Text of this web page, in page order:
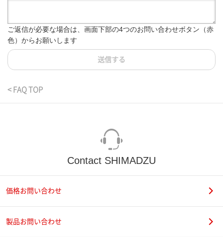
ご返信が必要な場合は、画面下部の4つのお問い合わせボタン（赤
色）からお願いします
送信する
< FAQ TOP
Contact SHIMADZU
価格お問い合わせ
製品お問い合わせ